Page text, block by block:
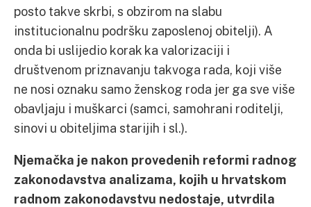
posto takve skrbi, s obzirom na slabu
institucionalnu podršku zaposlenoj obitelji). A
onda bi uslijedio korak ka valorizaciji i
društvenom priznavanju takvoga rada, koji više
ne nosi oznaku samo ženskog roda jer ga sve više
obavljaju i muškarci (samci, samohrani roditelji,
sinovi u obiteljima starijih i sl.).
Njemačka je nakon provedenih reformi radnog
zakonodavstva analizama, kojih u hrvatskom
radnom zakonodavstvu nedostaje, utvrdila